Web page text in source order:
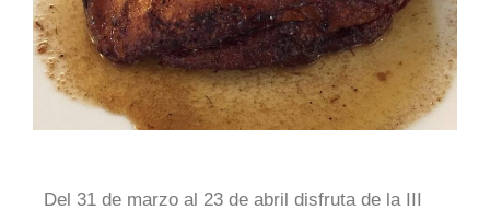
Del 31 de marzo al 23 de abril disfruta de la III